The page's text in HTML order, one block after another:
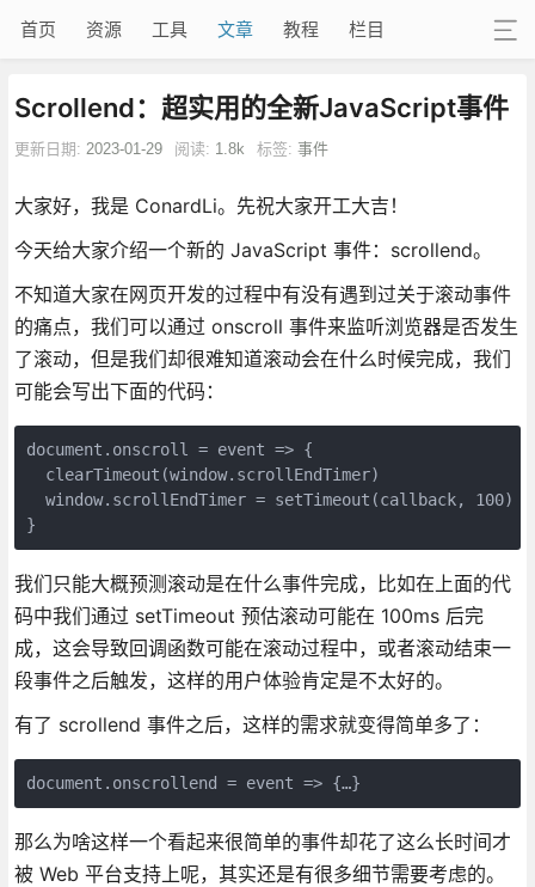
首页 资源 工具 文章 教程 栏目
Scrollend：超实用的全新JavaScript事件
更新日期: 2023-01-29 阅读: 1.8k 标签: 事件
大家好，我是 ConardLi。先祝大家开工大吉！
今天给大家介绍一个新的 JavaScript 事件：scrollend。
不知道大家在网页开发的过程中有没有遇到过关于滚动事件
的痛点，我们可以通过 onscroll 事件来监听浏览器是否发生
了滚动，但是我们却很难知道滚动会在什么时候完成，我们
可能会写出下面的代码：
document.onscroll = event => {
  clearTimeout(window.scrollEndTimer)
  window.scrollEndTimer = setTimeout(callback, 100)
}
我们只能大概预测滚动是在什么事件完成，比如在上面的代
码中我们通过 setTimeout 预估滚动可能在 100ms 后完
成，这会导致回调函数可能在滚动过程中，或者滚动结束一
段事件之后触发，这样的用户体验肯定是不太好的。
有了 scrollend 事件之后，这样的需求就变得简单多了：
document.onscrollend = event => {…}
那么为啥这样一个看起来很简单的事件却花了这么长时间才
被 Web 平台支持上呢，其实还是有很多细节需要考虑的。